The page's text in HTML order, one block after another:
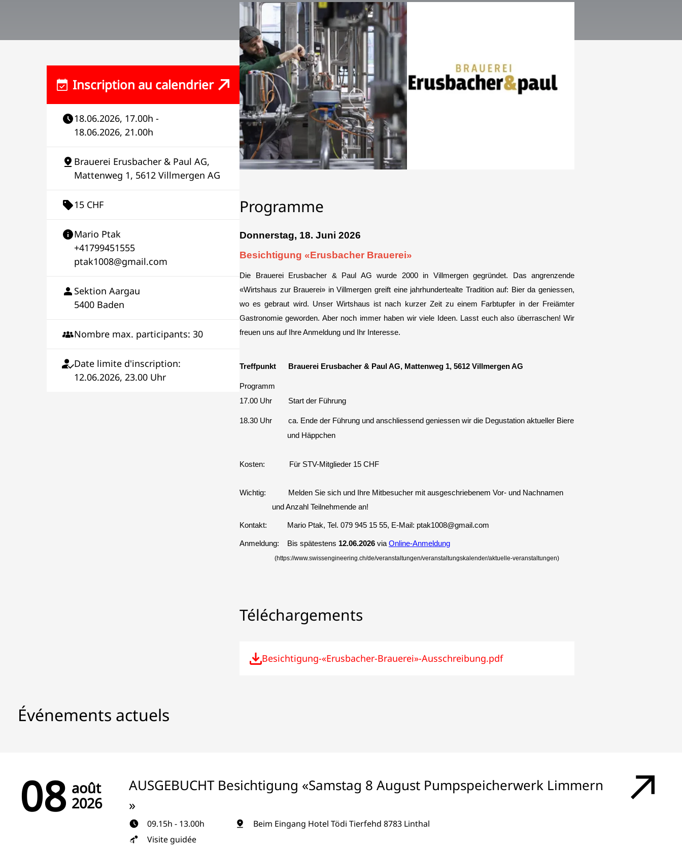
Inscription au calendrier
18.06.2026, 17.00h -
18.06.2026, 21.00h
Brauerei Erusbacher & Paul AG,
Mattenweg 1, 5612 Villmergen AG
15 CHF
Mario Ptak
+41799451555
ptak1008@gmail.com
Sektion Aargau
5400 Baden
Nombre max. participants: 30
Date limite d'inscription:
12.06.2026, 23.00 Uhr
Programme
Donnerstag, 18. Juni 2026
Besichtigung «Erusbacher Brauerei»
Die Brauerei Erusbacher & Paul AG wurde 2000 in Villmergen gegründet. Das angrenzende
«Wirtshaus zur Brauerei» in Villmergen greift eine jahrhundertealte Tradition auf: Bier da geniessen,
wo es gebraut wird. Unser Wirtshaus ist nach kurzer Zeit zu einem Farbtupfer in der Freiämter
Gastronomie geworden. Aber noch immer haben wir viele Ideen. Lasst euch also überraschen! Wir
freuen uns auf Ihre Anmeldung und Ihr Interesse.
Treffpunkt Brauerei Erusbacher & Paul AG, Mattenweg 1, 5612 Villmergen AG
Programm
17.00 Uhr Start der Führung
18.30 Uhr ca. Ende der Führung und anschliessend geniessen wir die Degustation aktueller Biere
und Häppchen
Kosten: Für STV-Mitglieder 15 CHF
Wichtig: Melden Sie sich und Ihre Mitbesucher mit ausgeschriebenem Vor- und Nachnamen
und Anzahl Teilnehmende an!
Kontakt: Mario Ptak, Tel. 079 945 15 55, E-Mail: ptak1008@gmail.com
Anmeldung: Bis spätestens 12.06.2026 via Online-Anmeldung
(https://www.swissengineering.ch/de/veranstaltungen/veranstaltungskalender/aktuelle-veranstaltungen)
Téléchargements
Besichtigung-«Erusbacher-Brauerei»-Ausschreibung.pdf
Événements actuels
08 août
2026
AUSGEBUCHT Besichtigung «Samstag 8 August Pumpspeicherwerk Limmern
»
09.15h - 13.00h
Beim Eingang Hotel Tödi Tierfehd 8783 Linthal
Visite guidée